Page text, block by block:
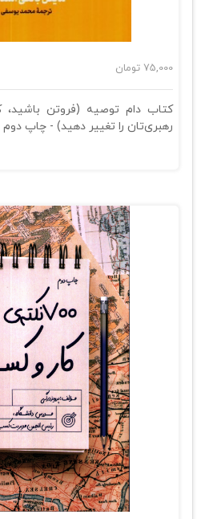
75,000 تومان
کتاب دام توصیه (فروتن باشید،
رهبری‌تان را تغییر دهید) - چاپ دوم